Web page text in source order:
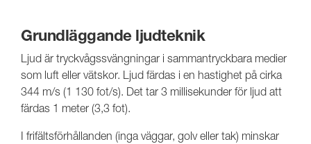
Grundläggande ljudteknik
Ljud är tryckvågssvängningar i sammantryckbara medier
som luft eller vätskor. Ljud färdas i en hastighet på cirka
344 m/s (1 130 fot/s). Det tar 3 millisekunder för ljud att
färdas 1 meter (3,3 fot).
I frifältsförhållanden (inga väggar, golv eller tak) minskar